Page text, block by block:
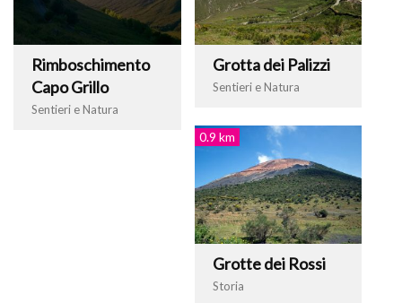
Rimboschimento
Capo Grillo
Sentieri e Natura
Grotta dei Palizzi
Sentieri e Natura
0.9 km
Grotte dei Rossi
Storia